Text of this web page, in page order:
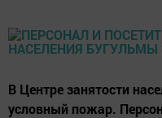
В Центре занятости
условный пожар.